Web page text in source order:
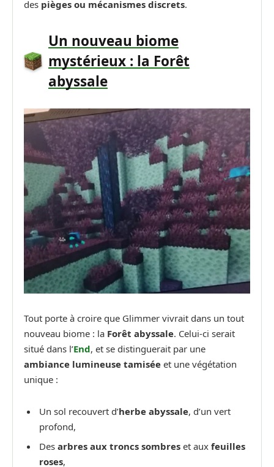
des pièges ou mécanismes discrets.
Un nouveau biome
mystérieux : la Forêt
abyssale
Tout porte à croire que Glimmer vivrait dans un tout
nouveau biome : la Forêt abyssale. Celui-ci serait
situé dans l’End, et se distinguerait par une
ambiance lumineuse tamisée et une végétation
unique :
Un sol recouvert d’herbe abyssale, d’un vert
profond,
Des arbres aux troncs sombres et aux feuilles
roses,